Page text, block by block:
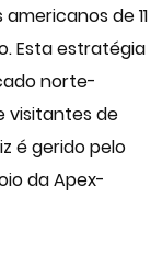
de 11
Esta estratégia
norte-
visitantes de
é gerido pelo
da Apex-